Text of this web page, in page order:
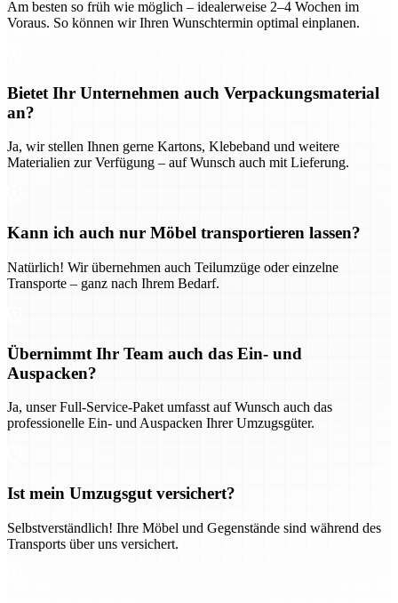
Am besten so früh wie möglich – idealerweise 2–4 Wochen im
Voraus. So können wir Ihren Wunschtermin optimal einplanen.
Bietet Ihr Unternehmen auch Verpackungsmaterial
an?
Ja, wir stellen Ihnen gerne Kartons, Klebeband und weitere
Materialien zur Verfügung – auf Wunsch auch mit Lieferung.
Kann ich auch nur Möbel transportieren lassen?
Natürlich! Wir übernehmen auch Teilumzüge oder einzelne
Transporte – ganz nach Ihrem Bedarf.
Übernimmt Ihr Team auch das Ein- und
Auspacken?
Ja, unser Full-Service-Paket umfasst auf Wunsch auch das
professionelle Ein- und Auspacken Ihrer Umzugsgüter.
Ist mein Umzugsgut versichert?
Selbstverständlich! Ihre Möbel und Gegenstände sind während des
Transports über uns versichert.